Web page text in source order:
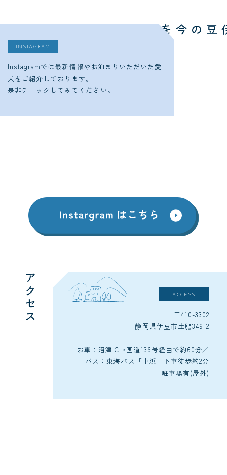
ゆるり西伊豆の
INSTAGRAM
Instagramでは最新情報やお泊まりいただいた愛
犬をご紹介しております。
是非チェックしてみてください。
アクセス ACCESS
〒410-3302
静岡県伊豆市土肥349-2
お車：沼津IC→国道136号経由で約60分／
バス：東海バス「中浜」下車徒歩約2分
駐車場有(屋外)